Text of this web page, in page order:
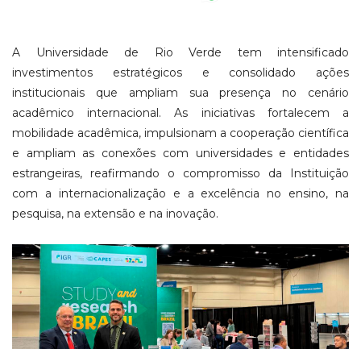
A Universidade de Rio Verde tem intensificado
investimentos estratégicos e consolidado ações
institucionais que ampliam sua presença no cenário
acadêmico internacional. As iniciativas fortalecem a
mobilidade acadêmica, impulsionam a cooperação científica
e ampliam as conexões com universidades e entidades
estrangeiras, reafirmando o compromisso da Instituição
com a internacionalização e a excelência no ensino, na
pesquisa, na extensão e na inovação.